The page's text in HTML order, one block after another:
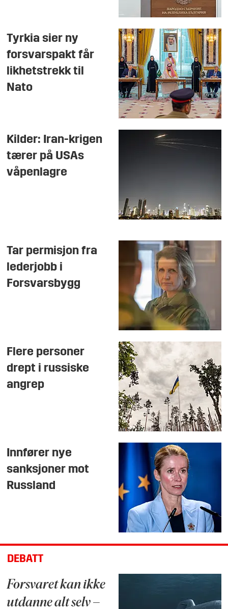
Tyrkia sier ny
forsvarspakt får
likhetstrekk til
Nato
Kilder: Iran-krigen
tærer på USAs
våpenlagre
Tar permisjon fra
lederjobb i
Forsvarsbygg
Flere personer
drept i russiske
angrep
Innfører nye
sanksjoner mot
Russland
DEBATT
Forsvaret kan ikke
utdanne alt selv –